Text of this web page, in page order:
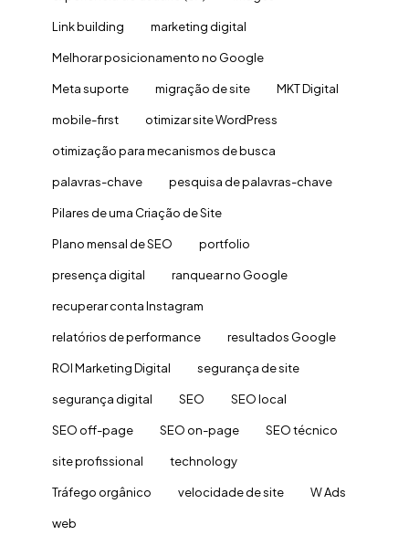
Link building marketing digital
Melhorar posicionamento no Google
Meta suporte migração de site MKT Digital
mobile-first otimizar site WordPress
otimização para mecanismos de busca
palavras-chave pesquisa de palavras-chave
Pilares de uma Criação de Site
Plano mensal de SEO portfolio
presença digital ranquear no Google
recuperar conta Instagram
relatórios de performance resultados Google
ROI Marketing Digital segurança de site
segurança digital SEO SEO local
SEO off-page SEO on-page SEO técnico
site profissional technology
Tráfego orgânico velocidade de site W Ads
web